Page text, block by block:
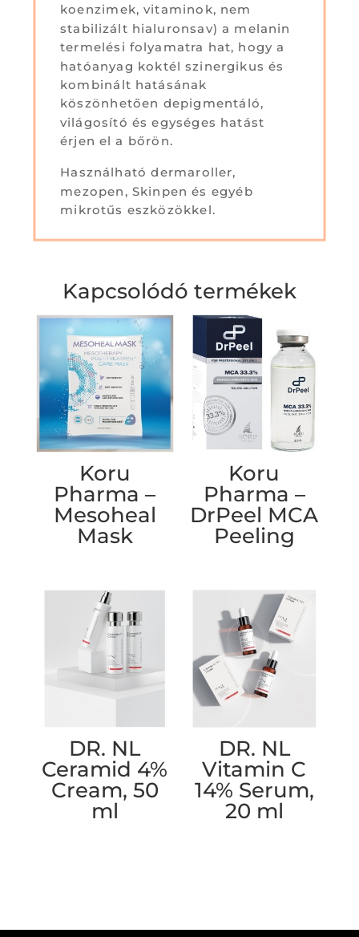
koenzimek, vitaminok, nem
stabilizált hialuronsav) a melanin
termelési folyamatra hat, hogy a
hatóanyag koktél szinergikus és
kombinált hatásának
köszönhetően depigmentáló,
világosító és egységes hatást
érjen el a bőrön.
Használható dermaroller,
mezopen, Skinpen és egyéb
mikrotűs eszközökkel.
Kapcsolódó termékek
Koru
Pharma –
Mesoheal
Mask
Koru
Pharma –
DrPeel MCA
Peeling
DR. NL
Ceramid 4%
Cream, 50
ml
DR. NL
Vitamin C
14% Serum,
20 ml